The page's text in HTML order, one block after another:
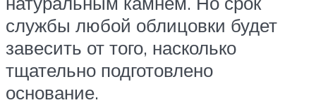
службы любой облицовки будет
завесить от того, насколько
тщательно подготовлено
основание.